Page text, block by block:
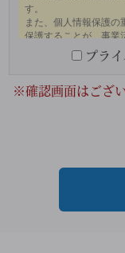
プライ
※確認画面はござ